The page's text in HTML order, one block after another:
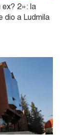
2»: la
dio a Ludmila